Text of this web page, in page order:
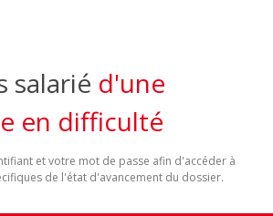
salarié d'une
en difficulté
et votre mot de passe afin d'accéder à
de l'état d'avancement du dossier.